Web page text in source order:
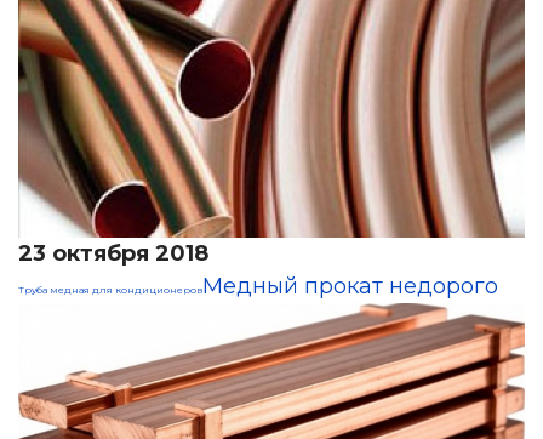
23 октября 2018
Труба медная для кондиционеровМедный прокат недорого